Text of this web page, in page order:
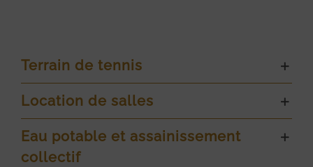
Terrain de tennis
Location de salles
Eau potable et assainissement
collectif